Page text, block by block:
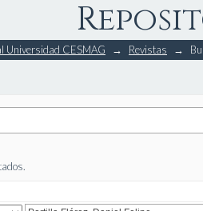
Universidad CESMAG → Revistas →